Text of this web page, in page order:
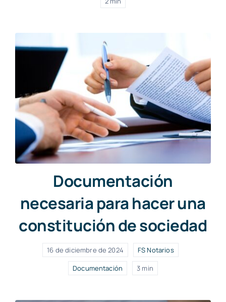
Documentación
necesaria para hacer una
constitución de sociedad
16 de diciembre de 2024
FS Notarios
Documentación
3 min